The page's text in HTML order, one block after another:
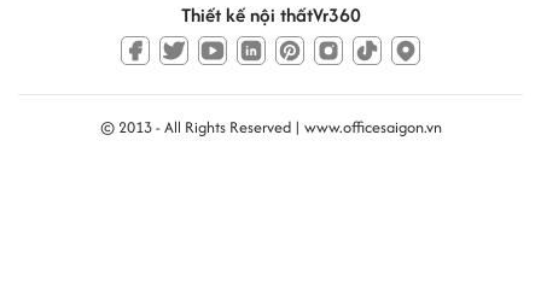
Thiết kế nội thấtVr360
© 2013 - All Rights Reserved | www.officesaigon.vn